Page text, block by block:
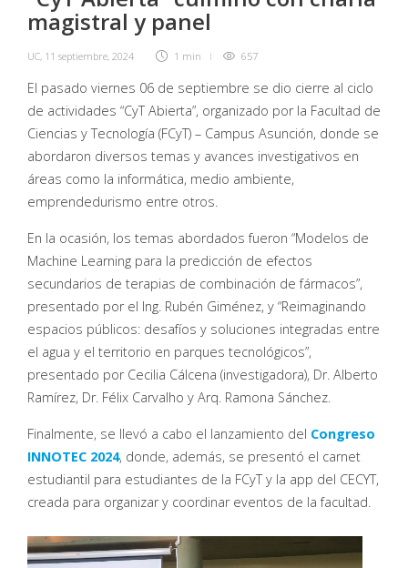
magistral y panel
UC, 11 septiembre, 2024 1 min 657
El pasado viernes 06 de septiembre se dio cierre al ciclo
de actividades “CyT Abierta”, organizado por la Facultad de
Ciencias y Tecnología (FCyT) – Campus Asunción, donde se
abordaron diversos temas y avances investigativos en
áreas como la informática, medio ambiente,
emprendedurismo entre otros.
En la ocasión, los temas abordados fueron “Modelos de
Machine Learning para la predicción de efectos
secundarios de terapias de combinación de fármacos”,
presentado por el Ing. Rubén Giménez, y “Reimaginando
espacios públicos: desafíos y soluciones integradas entre
el agua y el territorio en parques tecnológicos”,
presentado por Cecilia Cálcena (investigadora), Dr. Alberto
Ramírez, Dr. Félix Carvalho y Arq. Ramona Sánchez.
Finalmente, se llevó a cabo el lanzamiento del Congreso
INNOTEC 2024, donde, además, se presentó el carnet
estudiantil para estudiantes de la FCyT y la app del CECYT,
creada para organizar y coordinar eventos de la facultad.